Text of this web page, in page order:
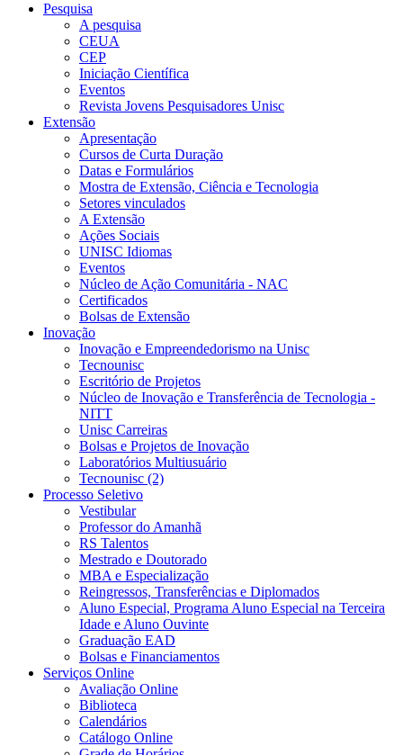
Pesquisa
A pesquisa
CEUA
CEP
Iniciação Científica
Eventos
Revista Jovens Pesquisadores Unisc
Extensão
Apresentação
Cursos de Curta Duração
Datas e Formulários
Mostra de Extensão, Ciência e Tecnologia
Setores vinculados
A Extensão
Ações Sociais
UNISC Idiomas
Eventos
Núcleo de Ação Comunitária - NAC
Certificados
Bolsas de Extensão
Inovação
Inovação e Empreendedorismo na Unisc
Tecnounisc
Escritório de Projetos
Núcleo de Inovação e Transferência de Tecnologia -
NITT
Unisc Carreiras
Bolsas e Projetos de Inovação
Laboratórios Multiusuário
Tecnounisc (2)
Processo Seletivo
Vestibular
Professor do Amanhã
RS Talentos
Mestrado e Doutorado
MBA e Especialização
Reingressos, Transferências e Diplomados
Aluno Especial, Programa Aluno Especial na Terceira
Idade e Aluno Ouvinte
Graduação EAD
Bolsas e Financiamentos
Serviços Online
Avaliação Online
Biblioteca
Calendários
Catálogo Online